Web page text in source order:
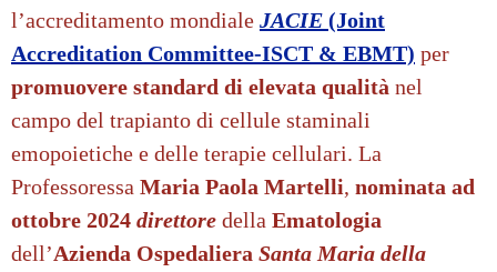
l’accreditamento mondiale JACIE (Joint
Accreditation Committee-ISCT & EBMT) per
promuovere standard di elevata qualità nel
campo del trapianto di cellule staminali
emopoietiche e delle terapie cellulari. La
Professoressa Maria Paola Martelli, nominata ad
ottobre 2024 direttore della Ematologia
dell’Azienda Ospedaliera Santa Maria della